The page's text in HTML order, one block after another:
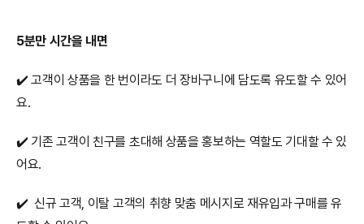
5분만 시간을 내면
✔️ 고객이 상품을 한 번이라도 더 장바구니에 담도록 유도할 수 있어
요.
✔️ 기존 고객이 친구를 초대해 상품을 홍보하는 역할도 기대할 수 있
어요.
✔️  신규 고객, 이탈 고객의 취향 맞춤 메시지로 재유입과 구매를 유